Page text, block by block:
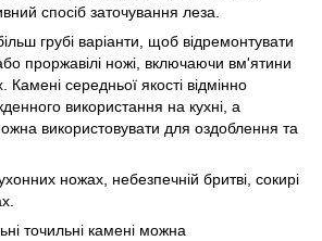
спосіб заточування леза.
грубі варіанти, щоб відремонтувати
проржавілі ножі, включаючи вм'ятини
середньої якості відмінно
використання на кухні, а
використовувати для оздоблення та
ножах, небезпечній бритві, сокирі
точильні камені можна